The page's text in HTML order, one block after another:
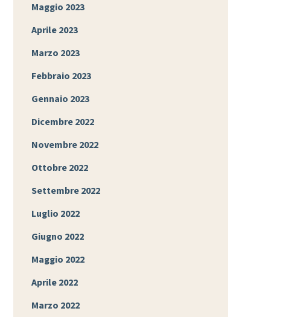
Maggio 2023
Aprile 2023
Marzo 2023
Febbraio 2023
Gennaio 2023
Dicembre 2022
Novembre 2022
Ottobre 2022
Settembre 2022
Luglio 2022
Giugno 2022
Maggio 2022
Aprile 2022
Marzo 2022